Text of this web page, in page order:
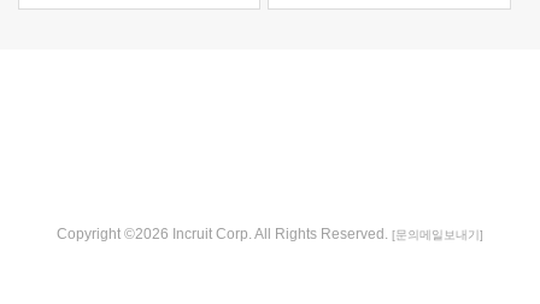
Copyright ©2026 Incruit Corp. All Rights Reserved. [문의메일보내기]